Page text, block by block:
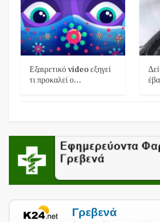
Εξαιρετικό video εξηγεί
τι προκαλεί ο…